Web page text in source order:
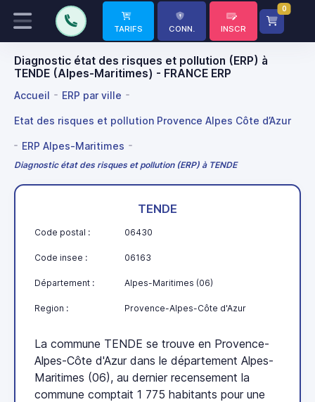
TARIFS CONN. INSCR
0
Diagnostic état des risques et pollution (ERP) à
TENDE (Alpes-Maritimes) - FRANCE ERP
Accueil ERP par ville
Etat des risques et pollution Provence Alpes Côte d’Azur
ERP Alpes-Maritimes
Diagnostic état des risques et pollution (ERP) à TENDE
TENDE
Code postal : 06430
Code insee : 06163
Département : Alpes-Maritimes (06)
Region : Provence-Alpes-Côte d'Azur
La commune TENDE se trouve en Provence-
Alpes-Côte d'Azur dans le département Alpes-
Maritimes (06), au dernier recensement la
commune comptait 1 775 habitants pour une